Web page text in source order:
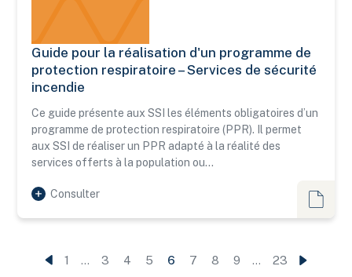
Guide pour la réalisation d'un programme de protection
Guide pour la réalisation d'un programme de
protection respiratoire – Services de sécurité
incendie
Ce guide présente aux SSI les éléments obligatoires d’un
programme de protection respiratoire (PPR). Il permet
aux SSI de réaliser un PPR adapté à la réalité des
services offerts à la population ou…
Consulter
1 … 3 4 5 6 7 8 9 … 23